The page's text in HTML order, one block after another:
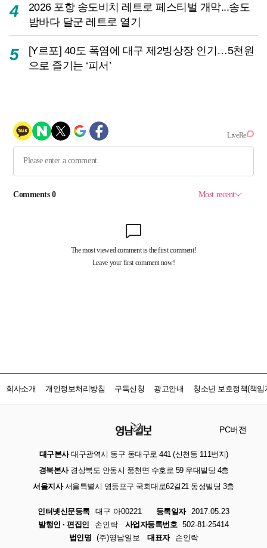
4
2026 포항 송도비치 레트로 페스티벌 개막...송도
밤바다 달군 레트로 열기
5
[Y르포] 40도 폭염에 대구 제2빙상장 인기…5천원
으로 즐기는 ‘피서’
회사소개 개인정보처리방침 구독신청 광고안내 청소년 보호정책(책임
PC버전
대구본사대구광역시 동구 동대구로 441 (신천동 111번지)
경북본사경상북도 안동시 풍천면 수호로 59 우대빌딩 4층
서울지사서울특별시 영등포구 국회대로62길21 동성빌딩 3층
인터넷신문등록 대구 아00221 등록일자
2017.05.23
발행인 · 편집인
손인락 사업자등록번호 502-81-25414
법인명 (주)영남일보 대표자 손인락